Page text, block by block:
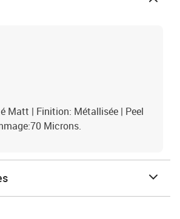
Matt | Finition: Métallisée | Peel
Microns.